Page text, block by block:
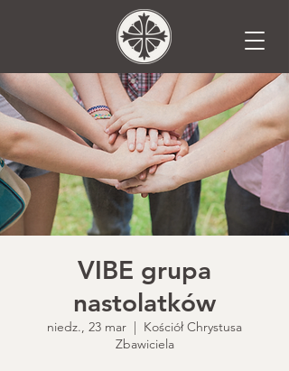
VIBE grupa
nastolatków
niedz., 23 mar
  |
Kościół Chrystusa
Zbawiciela